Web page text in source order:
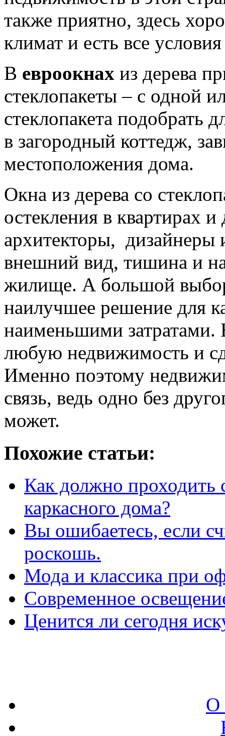
также приятно, здесь
климат и есть все
В евроокнах из дерева
стеклопакеты – с одной
стеклопакета подобрать
в загородный коттедж,
местоположения дома.
Окна из дерева со
остекления в квартирах
архитекторы,
внешний вид, тишина и
жилище. А большой
наилучшее решение для
наименьшими затратами.
любую недвижимость и
Именно поэтому
связь, ведь одно без
может.
Похожие статьи:
Как должно проходить
каркасного дома?
Вы ошибаетесь, если
роскошь.
Мода и классика при
Современное
Ценится ли сегодня
О